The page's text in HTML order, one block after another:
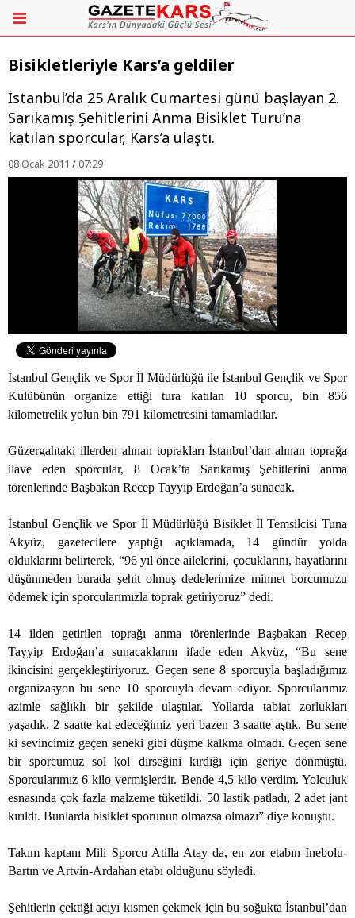
Bisikletleriyle Kars’a geldiler
İstanbul’da 25 Aralık Cumartesi günü başlayan 2.
Sarıkamış Şehitlerini Anma Bisiklet Turu’na
katılan sporcular, Kars’a ulaştı.
08 Ocak 2011 / 07:29
İstanbul Gençlik ve Spor İl Müdürlüğü ile İstanbul Gençlik ve Spor
Kulübünün organize ettiği tura katılan 10 sporcu, bin 856
kilometrelik yolun bin 791 kilometresini tamamladılar.
Güzergahtaki illerden alınan toprakları İstanbul’dan alınan toprağa
ilave eden sporcular, 8 Ocak’ta Sarıkamış Şehitlerini anma
törenlerinde Başbakan Recep Tayyip Erdoğan’a sunacak.
İstanbul Gençlik ve Spor İl Müdürlüğü Bisiklet İl Temsilcisi Tuna
Akyüz, gazetecilere yaptığı açıklamada, 14 gündür yolda
olduklarını belirterek, “96 yıl önce ailelerini, çocuklarını, hayatlarını
düşünmeden burada şehit olmuş dedelerimize minnet borcumuzu
ödemek için sporcularımızla toprak getiriyoruz” dedi.
14 ilden getirilen toprağı anma törenlerinde Başbakan Recep
Tayyip Erdoğan’a sunacaklarını ifade eden Akyüz, “Bu sene
ikincisini gerçekleştiriyoruz. Geçen sene 8 sporcuyla başladığımız
organizasyon bu sene 10 sporcuyla devam ediyor. Sporcularımız
azimle sağlıklı bir şekilde ulaştılar. Yollarda tabiat zorlukları
yaşadık. 2 saatte kat edeceğimiz yeri bazen 3 saatte aştık. Bu sene
ki sevincimiz geçen seneki gibi düşme kalkma olmadı. Geçen sene
bir sporcumuz sol kol dirseğini kırdığı için geriye dönmüştü.
Sporcularımız 6 kilo vermişlerdir. Bende 4,5 kilo verdim. Yolculuk
esnasında çok fazla malzeme tüketildi. 50 lastik patladı, 2 adet jant
kırıldı. Bunlarda bisiklet sporunun olmazsa olmazı” diye konuştu.
Takım kaptanı Mili Sporcu Atilla Atay da, en zor etabın İnebolu-
Bartın ve Artvin-Ardahan etabı olduğunu söyledi.
Şehitlerin çektiği acıyı kısmen çekmek için bu soğukta İstanbul’dan